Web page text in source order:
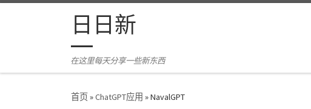
Skip to content日日新
在这里每天分享一些新东西
首页»ChatGPT应用 »NavalGPT